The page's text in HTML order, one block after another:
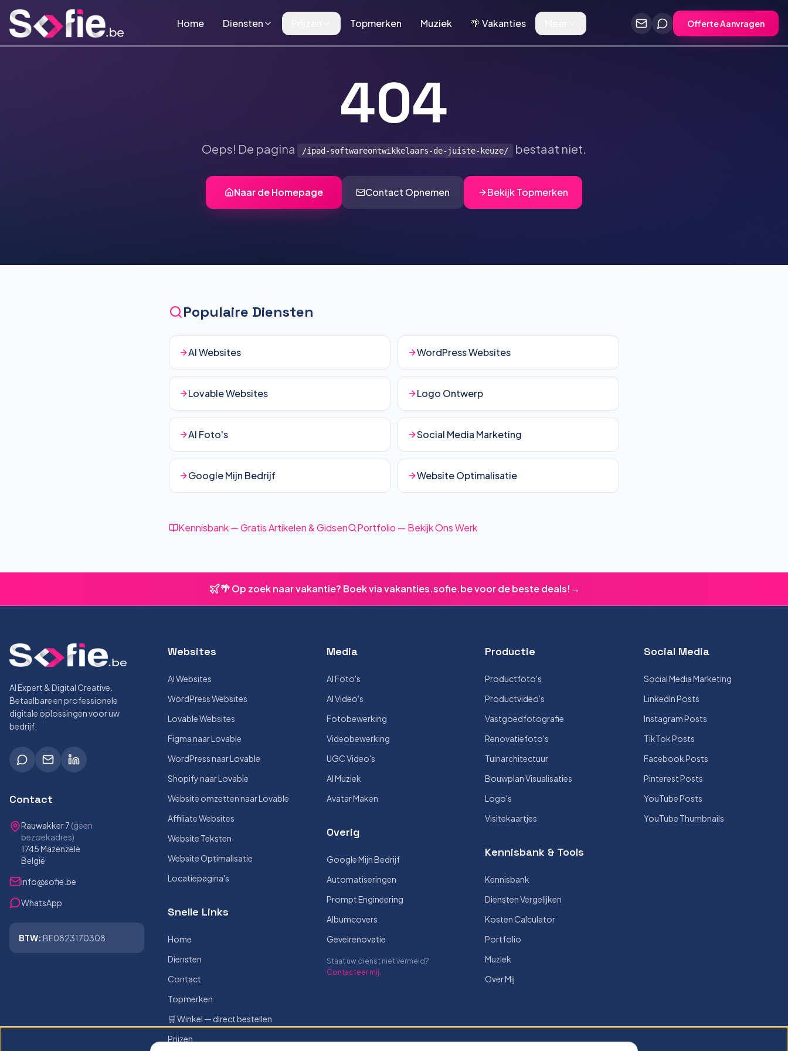
Home
Diensten Topmerken Muziek 🌴 Vakanties Offerte Aanvragen
404
Oeps! De pagina /ipad-softwareontwikkelaars-de-juiste-keuze/ bestaat niet.
Naar de Homepage Contact Opnemen Bekijk Topmerken
Populaire Diensten
AI Websites WordPress Websites
Lovable Websites Logo Ontwerp
AI Foto's Social Media Marketing
Google Mijn Bedrijf Website Optimalisatie
Kennisbank — Gratis Artikelen & Gidsen Portfolio — Bekijk Ons Werk
🌴 Op zoek naar vakantie? Boek via vakanties.sofie.be voor de beste deals! →
AI Expert & Digital Creative.
Betaalbare en professionele
digitale oplossingen voor uw
bedrijf.
Contact
Rauwakker 7 (geen
bezoekadres)
1745 Mazenzele
België
info@sofie.be
WhatsApp
BTW: BE0823170308
Websites
AI Websites
WordPress Websites
Lovable Websites
Figma naar Lovable
WordPress naar Lovable
Shopify naar Lovable
Website omzetten naar Lovable
Affiliate Websites
Website Teksten
Website Optimalisatie
Locatiepagina's
Snelle Links
Home
Diensten
Contact
Topmerken
🛒 Winkel — direct bestellen
Prijzen
Media
AI Foto's
AI Video's
Fotobewerking
Videobewerking
UGC Video's
AI Muziek
Avatar Maken
Overig
Google Mijn Bedrijf
Automatiseringen
Prompt Engineering
Albumcovers
Gevelrenovatie
Staat uw dienst niet vermeld?
Contacteer mij.
Productie
Productfoto's
Productvideo's
Vastgoedfotografie
Renovatiefoto's
Tuinarchitectuur
Bouwplan Visualisaties
Logo's
Visitekaartjes
Kennisbank & Tools
Kennisbank
Diensten Vergelijken
Kosten Calculator
Portfolio
Muziek
Over Mij
Social Media
Social Media Marketing
LinkedIn Posts
Instagram Posts
TikTok Posts
Facebook Posts
Pinterest Posts
YouTube Posts
YouTube Thumbnails